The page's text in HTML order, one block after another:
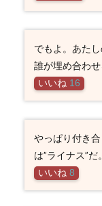
でもよ。あた
誰が埋め合わせ
いいね 16
やっぱり付き
は”ライナス”だ。
いいね 8